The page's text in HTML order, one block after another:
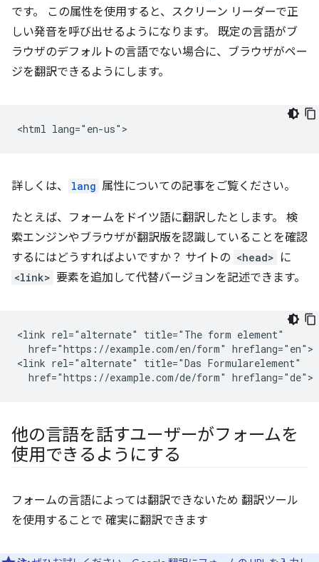
です。 この属性を使用すると、スクリーン リーダーで正
しい発音を呼び出せるようになります。 既定の言語がブ
ラウザのデフォルトの言語でない場合に、ブラウザがペー
ジを翻訳できるようにします。
詳しくは、 lang 属性についての記事をご覧ください。
たとえば、フォームをドイツ語に翻訳したとします。 検
索エンジンやブラウザが翻訳版を認識していることを確認
するにはどうすればよいですか？ サイトの <head> に
<link> 要素を追加して代替バージョンを記述できます。
<link rel="alternate" title="The form element"
  href="https://example.com/en/form" hreflang="en">
<link rel="alternate" title="Das Formularelement"
他の言語を話すユーザーがフォームを
使用できるようにする
フォームの言語によっては翻訳できないため 翻訳ツール
を使用することで 確実に翻訳できます